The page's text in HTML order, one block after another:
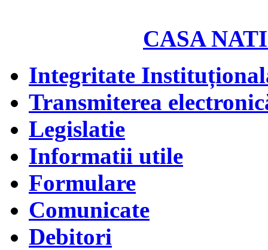
CASA
Integritate
Transmiterea
Legislatie
Informatii utile
Formulare
Comunicate
Debitori